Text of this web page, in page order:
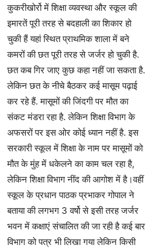
कुकरीखोर्रो में शिक्षा व्यवस्था और स्कूल की
इमारतें पूरी तरह से बदहाली का शिकार हो
चुकी हैं यहां स्थित प्राथमिक शाला में बने
कमरों की छत पूरी तरह से जर्जर हो चुकी है.
छत कब गिर जाए कुछ कहा नहीं जा सकता है.
लेकिन छत के नीचे बैठकर कई मासूम पढ़ाई
कर रहे हैं. मासूमों की जिंदगी पर मौत का
संकट मंडरा रहा है. लेकिन शिक्षा विभाग के
अफसरों पर इस ओर कोई ध्यान नहीं है. इस
सरकारी स्कूल में शिक्षा के नाम पर मासूमों को
मौत के मुंह में धकेलने का काम चल रहा है,
लेकिन शिक्षा विभाग नींद की आगोश में है।वहीं
स्कूल के प्रधान पाठक प्रभाकर गोपाल ने
बताया की लगभग 3 वर्षो से इसी तरह जर्जर
भवन में कक्षाएं संचालित की जा रही है कई बार
विभाग को पत्र भी लिखा गया लेकिन किसी